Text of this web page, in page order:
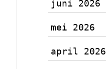
juni 2026
mei 2026
april 2026